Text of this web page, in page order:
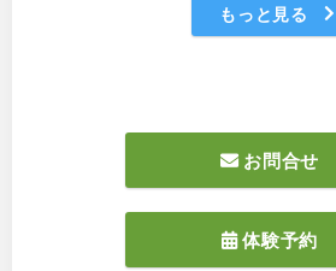
もっと見る
お問合せ
体験予約